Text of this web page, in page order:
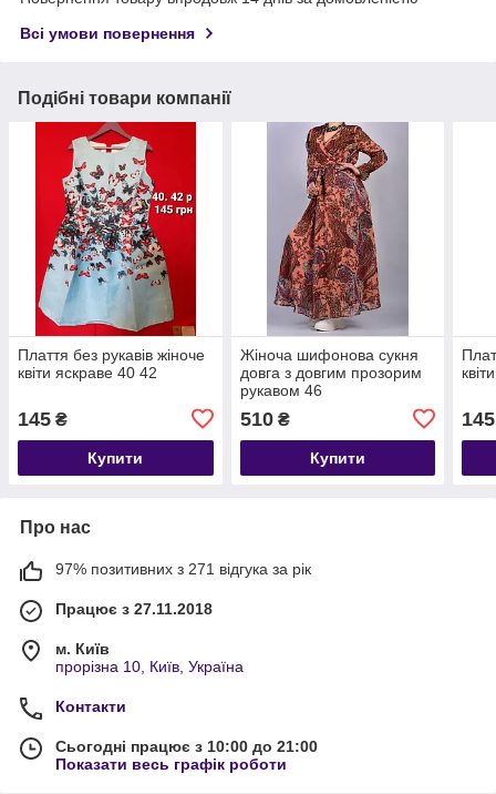
Всі умови повернення
Подібні товари компанії
Плаття без рукавів жіноче
квіти яскраве 40 42
145 ₴
Купити
Жіноча шифонова сукня
довга з довгим прозорим
рукавом 46
510₴
Купити
145
Про нас
97% позитивних з 271 відгука за рік
Працює з 27.11.2018
м. Київ
прорізна 10, Київ, Україна
Контакти
Сьогодні працює з 10:00 до 21:00
Показати весь графік роботи